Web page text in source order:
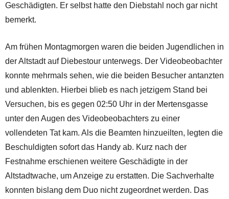
Geschädigten. Er selbst hatte den Diebstahl noch gar nicht
bemerkt.
Am frühen Montagmorgen waren die beiden Jugendlichen in
der Altstadt auf Diebestour unterwegs. Der Videobeobachter
konnte mehrmals sehen, wie die beiden Besucher antanzten
und ablenkten. Hierbei blieb es nach jetzigem Stand bei
Versuchen, bis es gegen 02:50 Uhr in der Mertensgasse
unter den Augen des Videobeobachters zu einer
vollendeten Tat kam. Als die Beamten hinzueilten, legten die
Beschuldigten sofort das Handy ab. Kurz nach der
Festnahme erschienen weitere Geschädigte in der
Altstadtwache, um Anzeige zu erstatten. Die Sachverhalte
konnten bislang dem Duo nicht zugeordnet werden. Das